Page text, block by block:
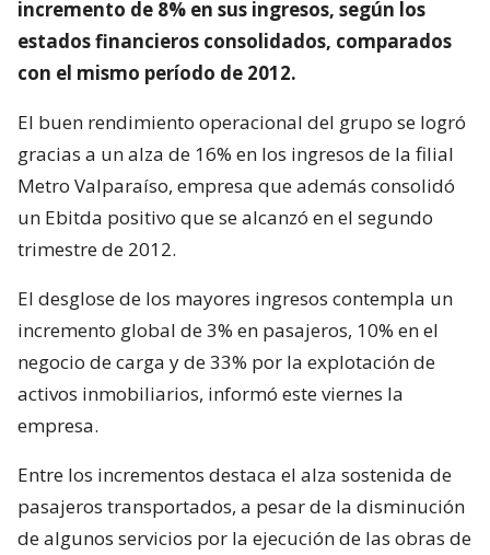
incremento de 8% en sus ingresos, según los
estados financieros consolidados, comparados
con el mismo período de 2012.
El buen rendimiento operacional del grupo se logró
gracias a un alza de 16% en los ingresos de la filial
Metro Valparaíso, empresa que además consolidó
un Ebitda positivo que se alcanzó en el segundo
trimestre de 2012.
El desglose de los mayores ingresos contempla un
incremento global de 3% en pasajeros, 10% en el
negocio de carga y de 33% por la explotación de
activos inmobiliarios, informó este viernes la
empresa.
Entre los incrementos destaca el alza sostenida de
pasajeros transportados, a pesar de la disminución
de algunos servicios por la ejecución de las obras de